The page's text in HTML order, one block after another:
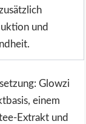
und
Glowzi
einem
Extrakt und